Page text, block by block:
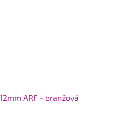
ARF - oranžová